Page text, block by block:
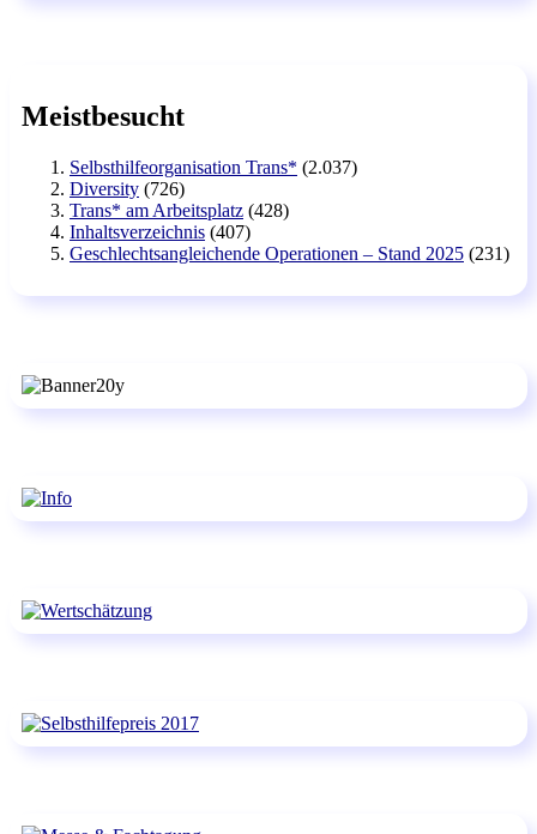
Meistbesucht
Selbsthilfeorganisation Trans* (2.037)
Diversity (726)
Trans* am Arbeitsplatz (428)
Inhaltsverzeichnis (407)
Geschlechtsangleichende Operationen – Stand 2025 (231)